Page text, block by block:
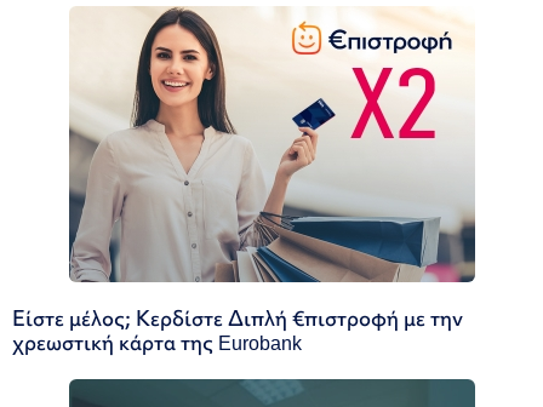
Είστε μέλος; Κερδίστε Διπλή €πιστροφή με την
χρεωστική κάρτα της Eurobank